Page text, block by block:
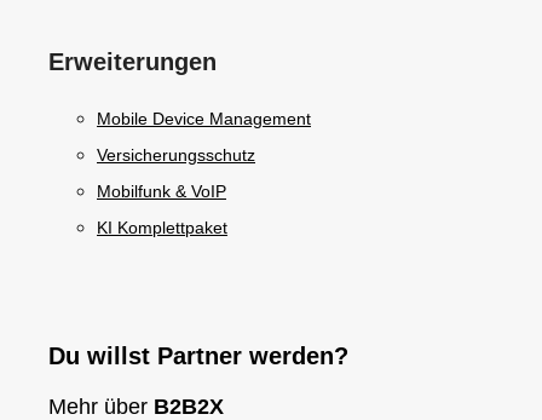
Erweiterungen
Mobile Device Management
Versicherungsschutz
Mobilfunk & VoIP
KI Komplettpaket
Du willst Partner werden?
Mehr über B2B2X